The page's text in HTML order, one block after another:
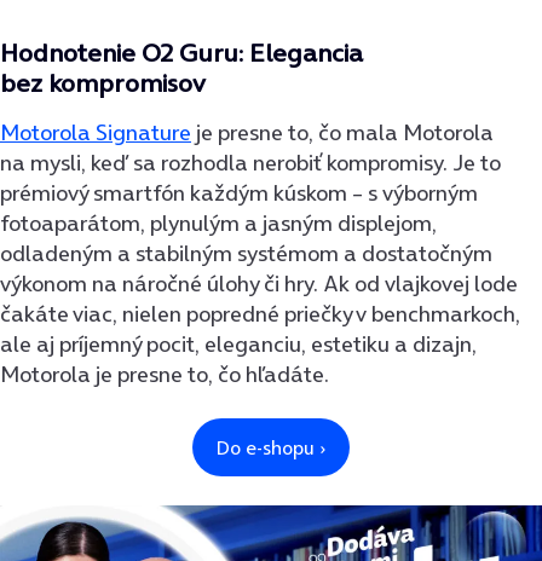
Hodnotenie O2 Guru: Elegancia
bez kompromisov
Motorola Signature je presne to, čo mala Motorola
na mysli, keď sa rozhodla nerobiť kompromisy. Je to
prémiový smartfón každým kúskom – s výborným
fotoaparátom, plynulým a jasným displejom,
odladeným a stabilným systémom a dostatočným
výkonom na náročné úlohy či hry. Ak od vlajkovej lode
čakáte viac, nielen popredné priečky v benchmarkoch,
ale aj príjemný pocit, eleganciu, estetiku a dizajn,
Motorola je presne to, čo hľadáte.